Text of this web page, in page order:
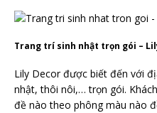
Trang trí sinh nhật trọn gói –
Lily Decor được biết đến với
nhật, thôi nôi,… trọn gói.
đề nào theo phông màu nào